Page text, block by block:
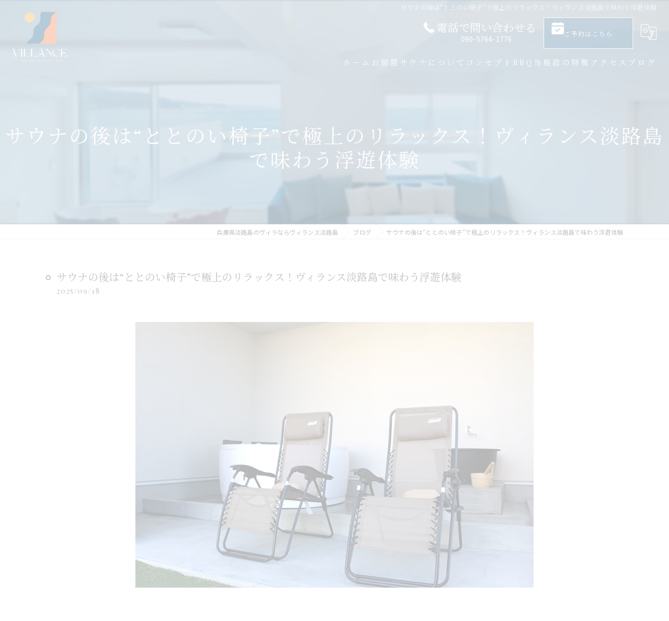
サウナの後は“ととのい椅子”で極上のリラックス！ヴィランス淡路島で味わう浮遊体験
​090-5764-1776
電話で問い合わせる ご予約はこちら
ホーム お部屋 サウナについて コンセプト BBQ 当施設の特徴
バーベキュー
アクセス ブログ
サウナの後は“ととのい椅子”で極上のリラックス！ヴィランス淡路島
で味わう浮遊体験
兵庫県淡路島のヴィラならヴィランス淡路島 ブログ サウナの後は“ととのい椅子”で極上のリラックス！ヴィランス淡路島で味わう浮遊体験
サウナの後は“ととのい椅子”で極上のリラックス！ヴィランス淡路島で味わう浮遊体験
2025/09/18